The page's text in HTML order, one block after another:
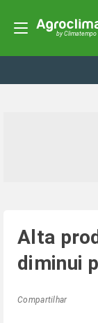
Alta
diminui
Compartilhar